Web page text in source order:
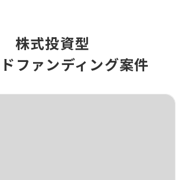
株式投資型
ファンディング案件